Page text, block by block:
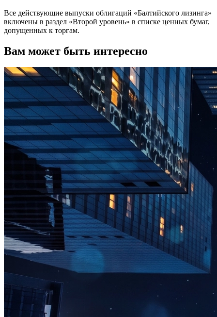
Все действующие выпуски облигаций «Балтийского лизинга»
включены в раздел «Второй уровень» в списке ценных бумаг,
допущенных к торгам.
Вам может быть интересно